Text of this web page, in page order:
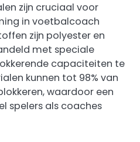
zijn cruciaal voor
in voetbalcoach
zijn polyester en
met speciale
capaciteiten te
kunnen tot 98% van
waardoor een
spelers als coaches